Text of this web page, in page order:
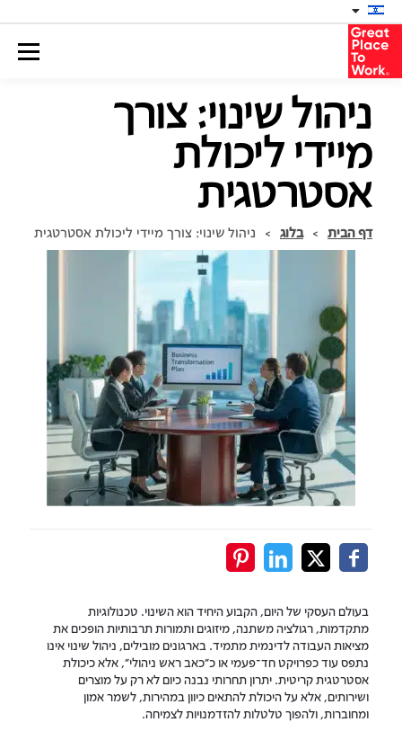
ניהול שינוי: צורך
מיידי ליכולת
אסטרטגית
ניהול שינוי: צורך מיידי ליכולת אסטרטגית בלוג > דף הבית >
בעולם העסקי של היום, הקבוע היחיד הוא השינוי. טכנולוגיות
מתקדמות, רגולציה משתנה, מיזוגים ותמורות תרבותיות הופכים את
מציאות העבודה לדינמית מתמיד. בארגונים מובילים, ניהול שינוי אינו
נתפס עוד כפרויקט חד־פעמי או כ”כאב ראש ניהולי”, אלא כיכולת
אסטרטגית קריטית. יתרון תחרותי נבנה כיום לא רק על מוצרים
ושירותים, אלא על היכולת להתאים כיוון במהירות, לשמר אמון
ומחוברות, ולהפוך טלטלות להזדמנויות לצמיחה.